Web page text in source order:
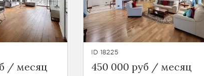
/ месяц
ID 18225
450 000 руб / месяц